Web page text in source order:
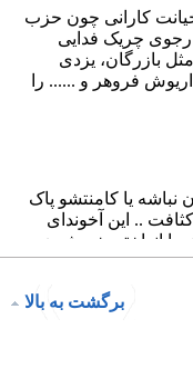
برگشت به بالا